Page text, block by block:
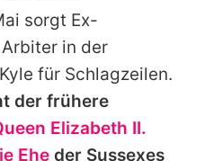
Richtlinien
sorgt Ex-
in der
für Schlagzeilen.
der frühere
Elizabeth II.
Ehe der Sussexes